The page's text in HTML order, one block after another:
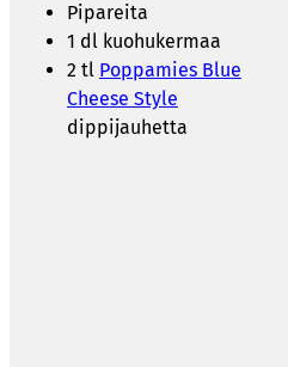
Pipareita
1 dl kuohukermaa
2 tl Poppamies Blue
Cheese Style
dippijauhetta